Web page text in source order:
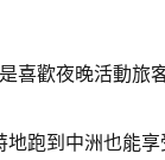
喜歡夜晚活動旅
跑到中洲也能享